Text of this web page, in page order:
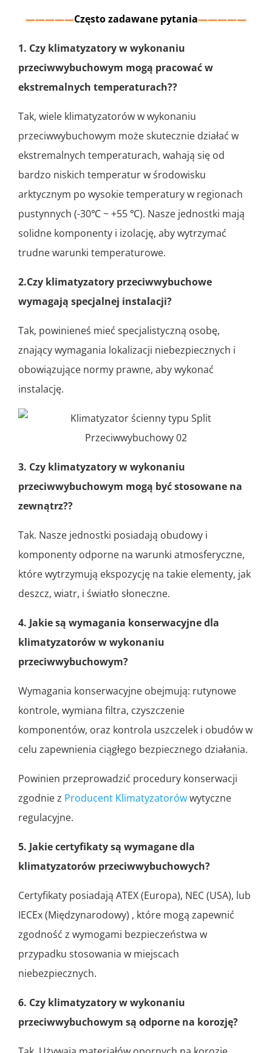
—————Często zadawane pytania—————
1. Czy klimatyzatory w wykonaniu
przeciwwybuchowym mogą pracować w
ekstremalnych temperaturach??
Tak, wiele klimatyzatorów w wykonaniu
przeciwwybuchowym może skutecznie działać w
ekstremalnych temperaturach, wahają się od
bardzo niskich temperatur w środowisku
arktycznym po wysokie temperatury w regionach
pustynnych (-30℃ ~ +55 ℃). Nasze jednostki mają
solidne komponenty i izolację, aby wytrzymać
trudne warunki temperaturowe.
2.Czy klimatyzatory przeciwwybuchowe
wymagają specjalnej instalacji?
Tak, powinieneś mieć specjalistyczną osobę,
znający wymagania lokalizacji niebezpiecznych i
obowiązujące normy prawne, aby wykonać
instalację.
3. Czy klimatyzatory w wykonaniu
przeciwwybuchowym mogą być stosowane na
zewnątrz??
Tak. Nasze jednostki posiadają obudowy i
komponenty odporne na warunki atmosferyczne,
które wytrzymują ekspozycję na takie elementy, jak
deszcz, wiatr, i światło słoneczne.
4. Jakie są wymagania konserwacyjne dla
klimatyzatorów w wykonaniu
przeciwwybuchowym?
Wymagania konserwacyjne obejmują: rutynowe
kontrole, wymiana filtra, czyszczenie
komponentów, oraz kontrola uszczelek i obudów w
celu zapewnienia ciągłego bezpiecznego działania.
Powinien przeprowadzić procedury konserwacji
zgodnie z Producent Klimatyzatorówwytyczne
regulacyjne.
5. Jakie certyfikaty są wymagane dla
klimatyzatorów przeciwwybuchowych?
Certyfikaty posiadają ATEX (Europa), NEC (USA), lub
IECEx (Międzynarodowy) , które mogą zapewnić
zgodność z wymogami bezpieczeństwa w
przypadku stosowania w miejscach
niebezpiecznych.
6. Czy klimatyzatory w wykonaniu
przeciwwybuchowym są odporne na korozję?